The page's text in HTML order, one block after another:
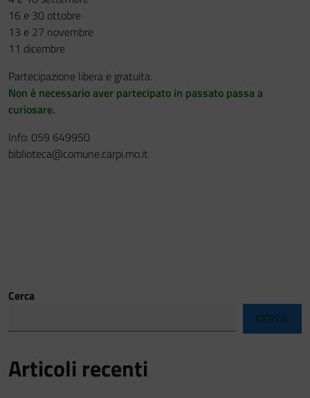
16 e 30 ottobre
13 e 27 novembre
11 dicembre
Partecipazione libera e gratuita.
Non è necessario aver partecipato in passato passa a
curiosare.
Info: 059 649950
biblioteca@comune.carpi.mo.it
Cerca
CERCA
Articoli recenti